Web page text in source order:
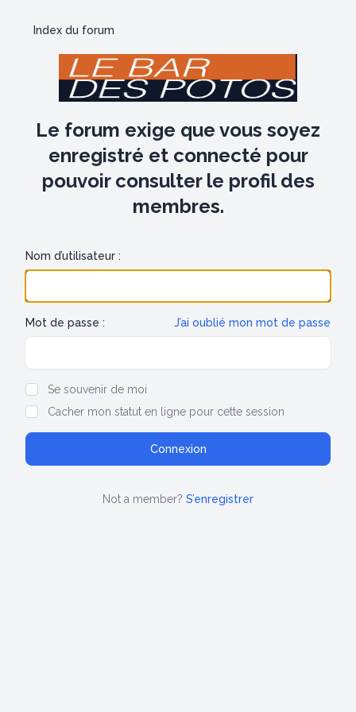
Index du forum
Le forum exige que vous soyez
enregistré et connecté pour
pouvoir consulter le profil des
membres.
Nom d’utilisateur :
Mot de passe : J’ai oublié mon mot de passe
Se souvenir de moi
Cacher mon statut en ligne pour cette session
Not a member? S’enregistrer